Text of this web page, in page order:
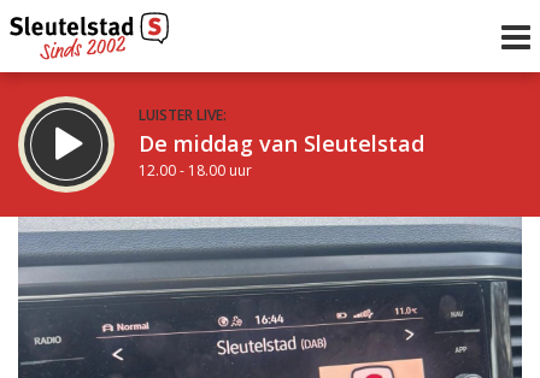
LUISTER LIVE:
De middag van Sleutelstad
12.00 - 18.00 uur
STRAKS:
De avond van Sleutelstad
18.00 - 19.00 uur
Vorig uur
uur 1 van 0 Volgend uur